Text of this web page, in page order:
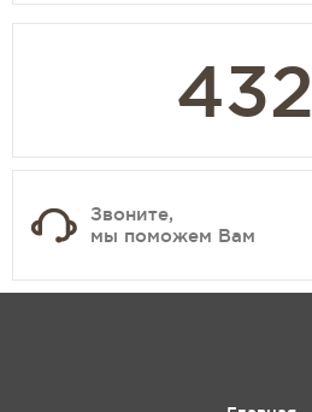
432
Звоните,
мы поможем Вам